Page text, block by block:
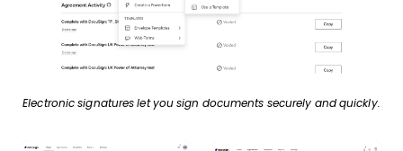
Electronic signatures let you sign documents securely and quickly.